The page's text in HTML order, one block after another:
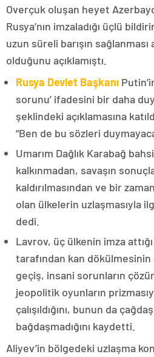
Overçuk oluşan heyet
Rusya’nın imzaladığı üçlü
uzun süreli barışın sağlanması
olduğunu açıklamıştı.
Rusya Devlet Başkanı
sorunu’ ifadesini bir daha
şeklindeki açıklamasına
“Ben de bu sözleri
Umarım Dağlık Karabağ
kalkınmadan, savaşın
kaldırılmasından ve bir
olan ülkelerin uzlaşmasıyla
dedi.
Lavrov, üç ülkenin imza
tarafından kan dökülmesinin
geçiş, insani sorunların
jeopolitik oyunların
çalışıldığını, bunun da
bağdaşmadığını kaydetti.
Aliyev’in bölgedeki uzlaşma